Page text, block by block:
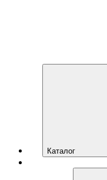
Каталог